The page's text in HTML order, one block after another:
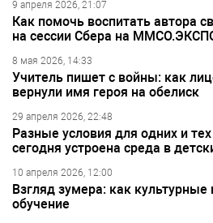
9 апреля 2026, 21:07
Как помочь воспитать автора
на сессии Сбера на
8 мая 2026, 14:33
Учитель пишет с войны: как
вернули имя героя на обелиск
29 апреля 2026, 22:48
Разные условия для одних и
сегодня устроена среда в
10 апреля 2026, 12:00
Взгляд зумера: как
обучение